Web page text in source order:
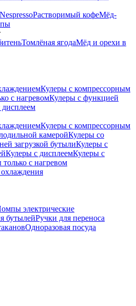
Растворимый кофеМёд-
Томлёная ягодаМёд и орехи в
Кулеры с компрессорным
с нагревомКулеры с функцией
Кулеры с компрессорным
камеройКулеры со
загрузкой бутылиКулеры с
Кулеры с дисплеемКулеры с
только с нагревом
охлаждения
электрические
бутылейРучки для переноса
Одноразовая посуда